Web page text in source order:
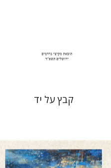
$34
$31
קבץ על יד